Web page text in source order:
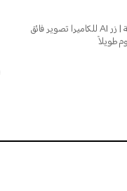
هيكل معدني فائق النحافة مع شاشة عرض كاملة | زر AI للكاميرا تصوير فائق